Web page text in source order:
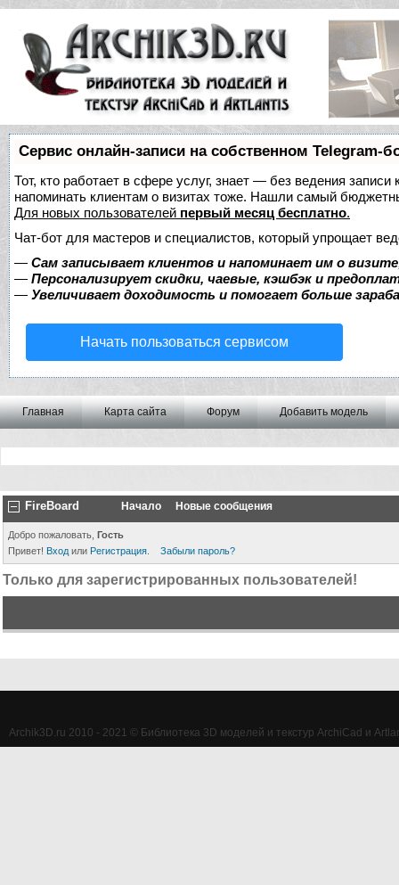
Сервис онлайн-записи на собственном Telegram-
Тот, кто работает в сфере услуг, знает — без ведения
напоминать клиентам о визитах тоже. Нашли самый
Для новых пользователей первый месяц бесплатно.
Чат-бот для мастеров и специалистов, который упрощает
— Сам записывает клиентов и напоминает им о
— Персонализирует скидки, чаевые, кэшбэк и
— Увеличивает доходимость и помогает больше
Начать пользоваться сервисом
Главная Карта сайта Форум Добавить модель
FireBoard Начало Новые сообщения
Добро пожаловать, Гость
Привет! Вход или Регистрация Забыли пароль?
Только для зарегистрированных пользователей!
Archik3D.ru 2010 - 2021 © Библиотека 3D моделей и текстур ArchiCad и